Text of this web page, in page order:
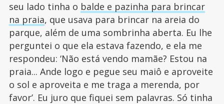
seu lado tinha o balde e pazinha para brincar
na praia, que usava para brincar na areia do
parque, além de uma sombrinha aberta. Eu lhe
perguntei o que ela estava fazendo, e ela me
respondeu: ‘Não está vendo mamãe? Estou na
praia... Ande logo e pegue seu maiô e aproveite
o sol e aproveita e me traga a merenda, por
favor’. Eu juro que fiquei sem palavras. Só tinha